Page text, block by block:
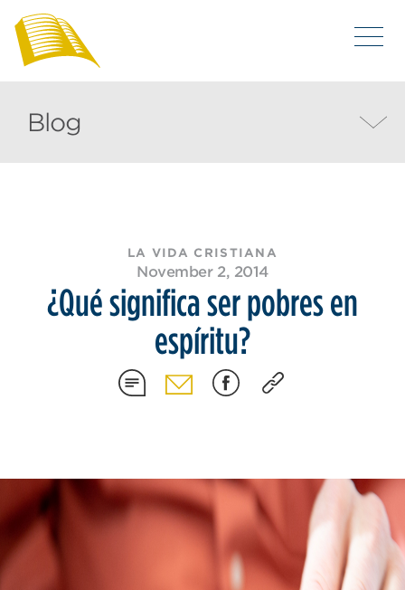
Blog
LA VIDA CRISTIANA
November 2, 2014
¿Qué significa ser pobres en
espíritu?